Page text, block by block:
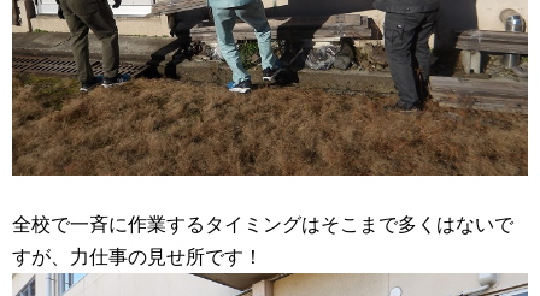
全校で一斉に作業するタイミングはそこまで多くはないで
すが、力仕事の見せ所です！